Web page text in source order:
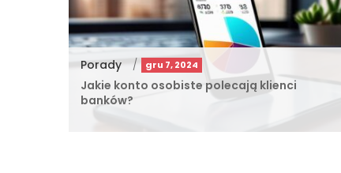
Porady / gru 7, 2024
Jakie konto osobiste polecają klienci
banków?